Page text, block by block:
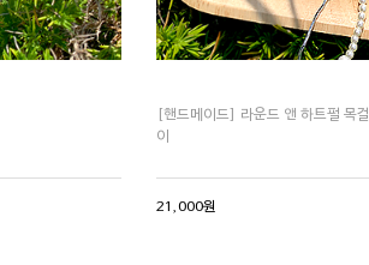
[핸드메이드] 라운드 앤 하트펄 목걸
이
21,000원